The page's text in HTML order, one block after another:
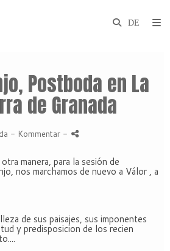
Postboda en La
de Granada
- Kommentar -
manera, para la sesión de
nos marchamos de nuevo a Válor , a
de sus paisajes, sus imponentes
y predisposicion de los recien